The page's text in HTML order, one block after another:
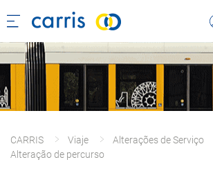
CARRIS Viaje
Alterações de Serviço
Alteração de percurso